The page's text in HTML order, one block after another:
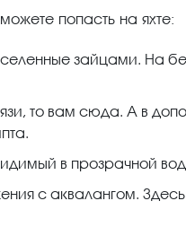
попасть на яхте:
зайцами. На
то вам сюда. А в
в прозрачной
с аквалангом.